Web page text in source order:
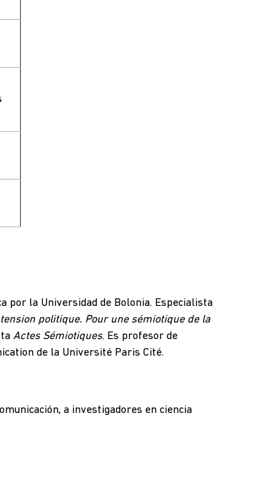
por la Universidad de Bolonia. Especialista
politique. Pour une sémiotique de la
Actes Sémiotiques. Es profesor de
de la Université Paris Cité.
a investigadores en ciencia